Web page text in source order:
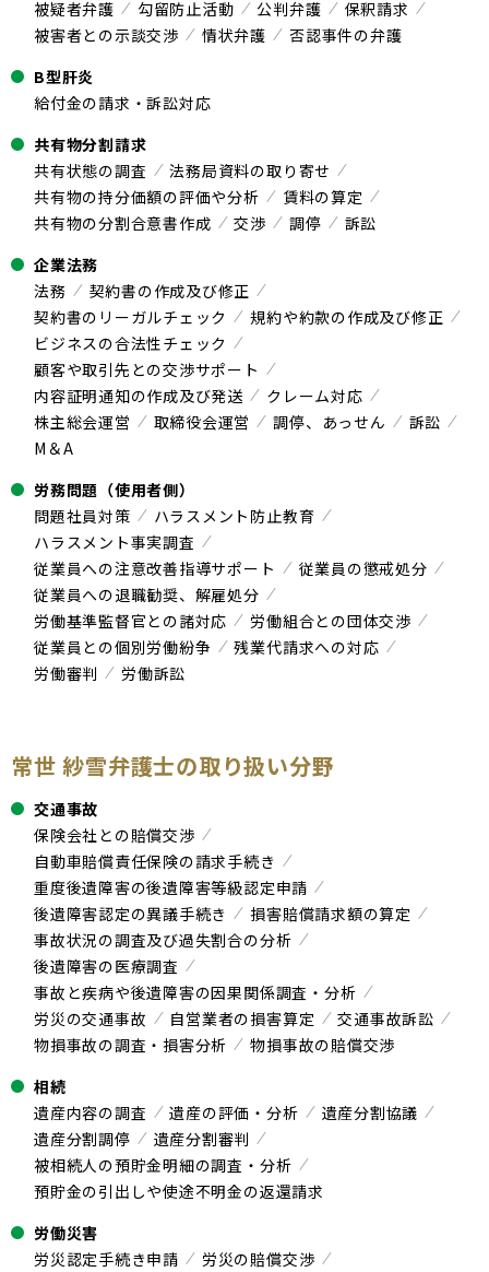
被疑者弁護 勾留防止活動 公判弁護
保釈請求
被害者との示談交渉
情状弁護
否認事件の弁護
B型肝炎
給付金の請求・訴訟対応
共有物分割請求
共有状態の調査
法務局資料の取り寄せ
共有物の持分価額の評価や分析
賃料の算定
共有物の分割合意書作成
交渉 調停
訴訟
企業法務
法務
契約書の作成及び修正
契約書のリーガルチェック
規約や約款の作成及び修正
ビジネスの合法性チェック
顧客や取引先との交渉サポート
内容証明通知の作成及び発送
クレーム対応
株主総会運営
取締役会運営 調停、あっせん
訴訟
M＆A
労務問題（使用者側）
問題社員対策
ハラスメント防止教育
ハラスメント事実調査
従業員への注意改善指導サポート
従業員の懲戒処分
従業員への退職勧奨、解雇処分
労働基準監督官との諸対応
労働組合との団体交渉
従業員との個別労働紛争
残業代請求への対応
労働審判
労働訴訟
常世 紗雪弁護士の取り扱い分野
交通事故
保険会社との賠償交渉
自動車賠償責任保険の請求手続き
重度後遺障害の後遺障害等級認定申請
後遺障害認定の異議手続き
損害賠償請求額の算定
事故状況の調査及び過失割合の分析
後遺障害の医療調査
事故と疾病や後遺障害の因果関係調査・分析
労災の交通事故
自営業者の損害算定
交通事故訴訟
物損事故の調査・損害分析
物損事故の賠償交渉
相続
遺産内容の調査
遺産の評価・分析
遺産分割協議
遺産分割調停
遺産分割審判
被相続人の預貯金明細の調査・分析
預貯金の引出しや使途不明金の返還請求
労働災害
労災認定手続き申請
労災の賠償交渉